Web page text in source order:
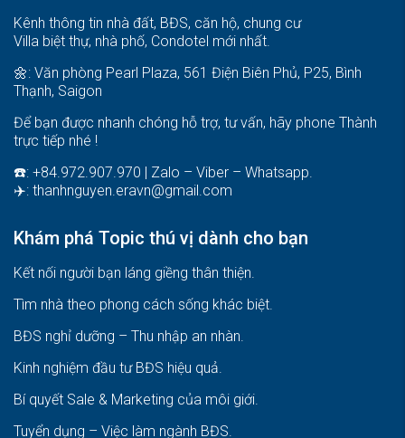
Kênh thông tin nhà đất, BĐS, căn hộ, chung cư
Villa biệt thự, nhà phố, Condotel mới nhất.
🌼: Văn phòng Pearl Plaza, 561 Điện Biên Phủ, P25, Bình
Thạnh, Saigon
Để bạn được nhanh chóng hỗ trợ, tư vấn, hãy phone Thành
trực tiếp nhé !
☎️: +84.972.907.970 | Zalo – Viber – Whatsapp.
✈️: thanhnguyen.eravn@gmail.com
Khám phá Topic thú vị dành cho bạn
Kết nối người bạn láng giềng thân thiện.
Tìm nhà theo phong cách sống khác biệt
BĐS nghỉ dưỡng – Thu nhập an nhàn
Kinh nghiệm đầu tư BĐS hiệu quả
Bí quyết Sale & Marketing của môi giới
Tuyển dụng – Việc làm ngành BĐS